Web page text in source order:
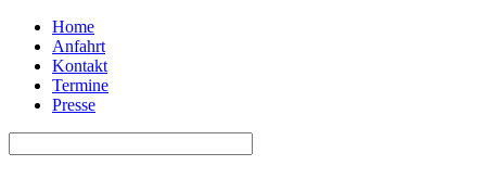
Home
Anfahrt
Kontakt
Termine
Presse